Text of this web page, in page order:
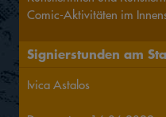
Comic-Aktivitäten im
Signierstunden am
Ivica Astalos